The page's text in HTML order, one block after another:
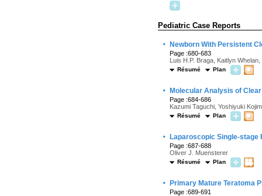
Pediatric Case Reports
· Newborn With Persistent
Page :680-683
Luis H.P. Braga, Kaitlyn
Résumé Plan
· Molecular Analysis of
Page :684-686
Kazumi Taguchi, Yoshiyuki
Résumé Plan
· Laparoscopic Single-stage
Page :687-688
Oliver J. Muensterer
Résumé Plan
· Primary Mature Teratoma
Page :689-691